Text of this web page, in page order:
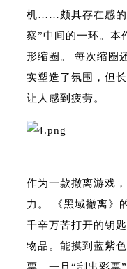
机……颇具存在感的
察”中间的一环。本
形缩圈。 每次缩圈
实塑造了氛围，但
让人感到疲劳。
作为一款撤离游戏
力。 《黑域撤离》
千辛万苦打开的钥
物品。能摸到蓝紫